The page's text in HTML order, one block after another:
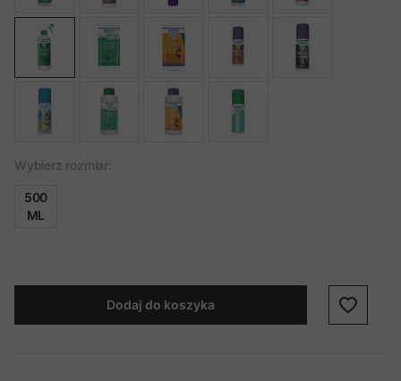
Wybierz rozmiar:
500
ML
Dodaj do koszyka